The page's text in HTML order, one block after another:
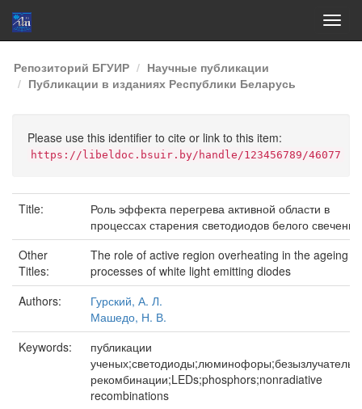
Skip
navigation
Репозиторий БГУИР
Научные публикации
Публикации в изданиях Республики Беларусь
Please use this identifier to cite or link to this item:
https://libeldoc.bsuir.by/handle/123456789/46077
Title:
Роль эффекта перегрева активной области в
процессах старения светодиодов белого свечения
Other
Titles:
The role of active region overheating in the ageing
processes of white light emitting diodes
Authors:
Гурский, А. Л.
Машедо, Н. В.
Keywords:
публикации
рекомбинации;LEDs;phosphors;nonradiative
recombinations